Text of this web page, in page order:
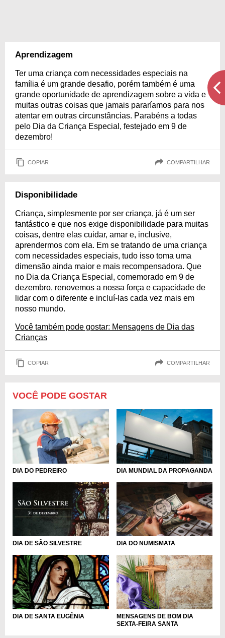
Aprendizagem
Ter uma criança com necessidades especiais na
família é um grande desafio, porém também é uma
grande oportunidade de aprendizagem sobre a vida e
muitas outras coisas que jamais pararíamos para nos
atentar em outras circunstâncias. Parabéns a todas
pelo Dia da Criança Especial, festejado em 9 de
dezembro!
COPIAR COMPARTILHAR
Disponibilidade
Criança, simplesmente por ser criança, já é um ser
fantástico e que nos exige disponibilidade para muitas
coisas, dentre elas cuidar, amar e, inclusive,
aprendermos com ela. Em se tratando de uma criança
com necessidades especiais, tudo isso toma uma
dimensão ainda maior e mais recompensadora. Que
no Dia da Criança Especial, comemorado em 9 de
dezembro, renovemos a nossa força e capacidade de
lidar com o diferente e incluí-las cada vez mais em
nosso mundo.
Você também pode gostar: Mensagens de Dia das
Crianças
COPIAR COMPARTILHAR
VOCÊ PODE GOSTAR
DIA DO PEDREIRO DIA MUNDIAL DA PROPAGANDA
DIA DE SÃO SILVESTRE DIA DO NUMISMATA
DIA DE SANTA EUGÊNIA
MENSAGENS DE BOM DIA
SEXTA-FEIRA SANTA